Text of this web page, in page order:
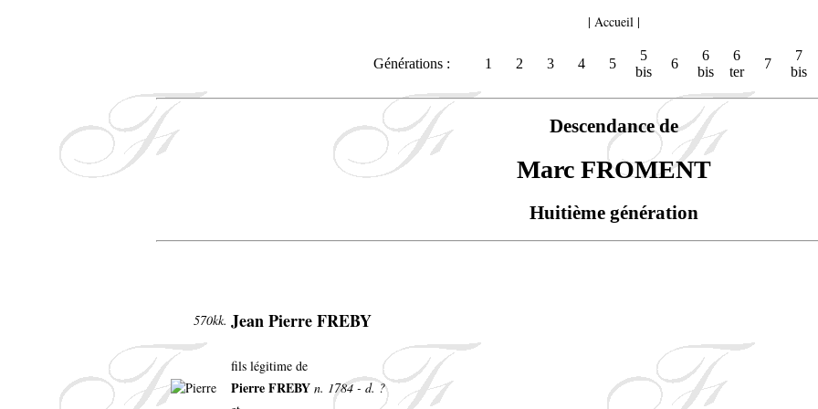
| Accueil|
Générations : 1 2 3 4 5
5
bis
6
6
bis
6
ter
7
7
bis
Descendance de
Marc FROMENT
Huitième génération
570kk. Jean Pierre FREBY
fils légitime de
Pierre FREBY n. 1784 - d. ?